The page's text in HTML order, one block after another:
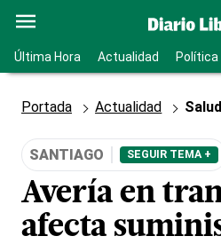
Última Hora Actualidad Política
Portada Actualidad Salud
SANTIAGO SEGUIR TEMA +
Avería en
afecta